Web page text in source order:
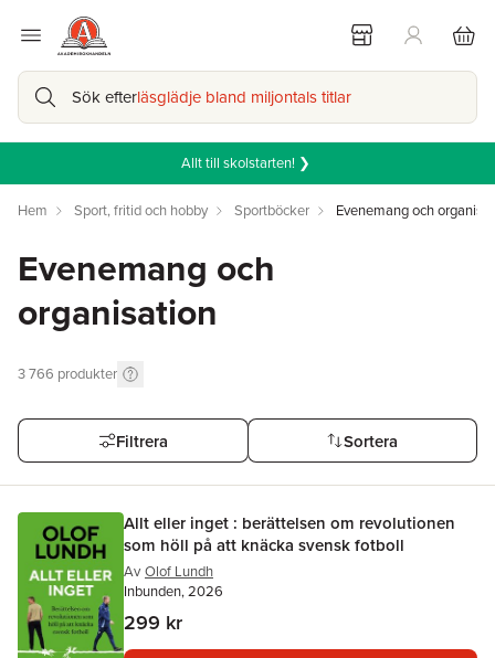
Sök efterläsglädje bland miljontals titlar
Allt till skolstarten! ❯
Hem Sport, fritid och hobby Sportböcker Evenemang och
Evenemang och
organisation
3 766 produkter
Filtrera Sortera
Allt eller inget : berättelsen om revolutionen
som höll på att knäcka svensk fotboll
Av Olof Lundh
Inbunden, 2026
299 kr